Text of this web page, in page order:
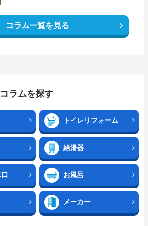
コラム一覧を見る
ラムを探す
トイレリフォーム
給湯器
お風呂
メーカー